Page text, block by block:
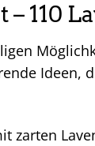
110
Ideen,
zarten